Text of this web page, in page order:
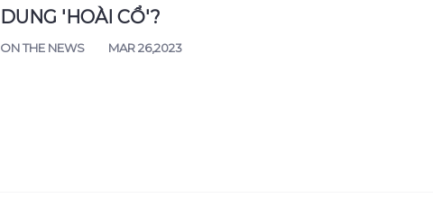
DUNG 'HOÀI CỔ'?
ON THE NEWS MAR 26,2023